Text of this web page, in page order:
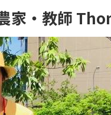
家・教師